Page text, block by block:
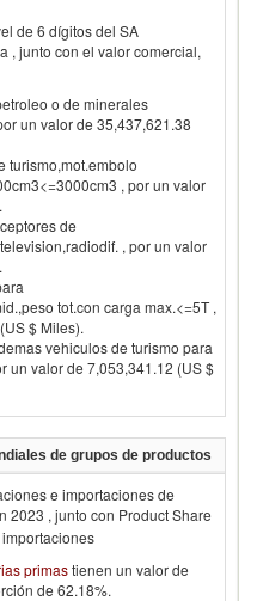
de 6 dígitos del SA
, junto con el valor comercial,
o de minerales
un valor de 35,437,621.38
turismo,mot.embolo
, por un valor
de
, por un valor
tot.con carga max.<=5T ,
$ Miles).
vehiculos de turismo para
un valor de 7,053,341.12 (US $
de grupos de productos
e importaciones de
2023 , junto con Product Share
primastienen un valor de
de 62.18%.